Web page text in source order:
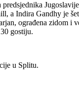
a Indira Gandhy je
ograđena zidom
gostiju.
u Splitu.